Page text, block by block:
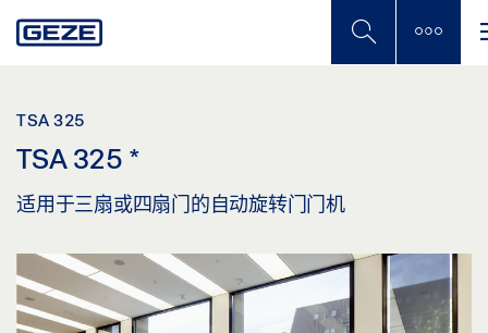
to
TSA 325
TSA 325 *
适用于三扇或四扇门的自动旋转门门机